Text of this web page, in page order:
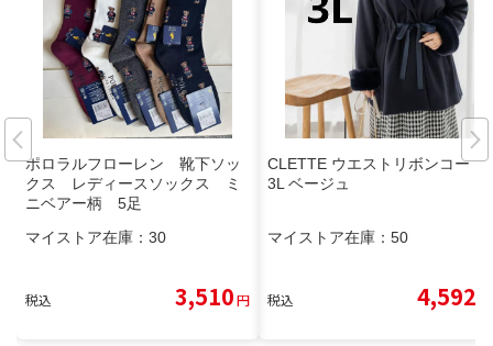
ポロラルフローレン 靴下ソッ
クス レディースソックス ミ
ニベアー柄 5足
マイストア在庫： 30
税込 3,510円
CLETTE ウエストリボンコート
3L ベージュ
マイストア在庫： 50
税込 4,592